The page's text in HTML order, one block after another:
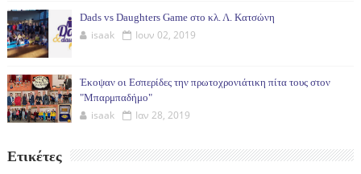
Dads vs Daughters Game στο κλ. Λ. Κατσώνη
isaak Ιουν 02, 2019
Έκοψαν οι Εσπερίδες την πρωτοχρονιάτικη πίτα τους στον
"Μπαρμπαδήμο"
isaak Ιαν 28, 2019
Ετικέτες